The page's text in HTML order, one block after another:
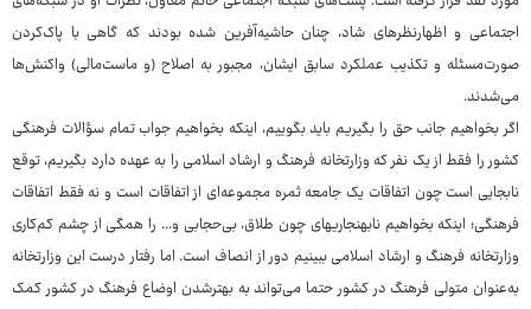
اجتماعی و اظهارنظرهای شاد، چنان حاشیه‌آفرین شده بودند که گاهی با پاک‌کردن
صورت‌مسئله و تکذیب عملکرد سابق ایشان، مجبور به اصلاح (و ماست‌مالی) واکنش‌ها
می‌شدند.
اگر بخواهیم جانب حق را بگیریم باید بگوییم، اینکه بخواهیم جواب تمام سؤالات فرهنگی
کشور را فقط از یک نفر که وزارتخانه فرهنگ و ارشاد اسلامی را به عهده دارد بگیریم، توقع
نابجایی است چون اتفاقات یک جامعه ثمره مجموعه‌ای از اتفاقات است و نه فقط اتفاقات
فرهنگی؛ اینکه بخواهیم نابهنجاری‏های چون طلاق، بی‌حجابی و... را همگی از چشم کم‌کاری
وزارتخانه فرهنگ و ارشاد اسلامی ببینیم دور از انصاف است. اما رفتار درست این وزارتخانه
به‌عنوان متولی فرهنگ در کشور حتما می‌تواند به بهترشدن اوضاع فرهنگ در کشور کمک